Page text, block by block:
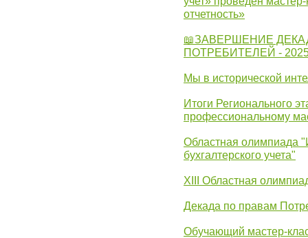
отчетность»
📖ЗАВЕРШЕНИЕ
ПОТРЕБИТЕЛЕЙ -
Мы в исторической
Итоги Регионального
профессиональному
Областная олимпиада
бухгалтерского учета"
XIII Областная
Декада по правам
Обучающий мастер-